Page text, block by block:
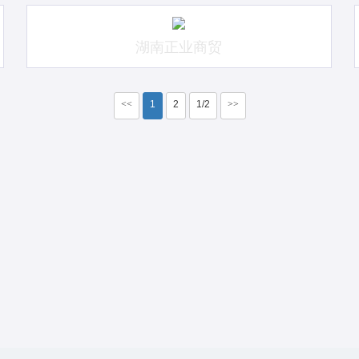
湖南正业商贸
<< 1 2 1/2 >>